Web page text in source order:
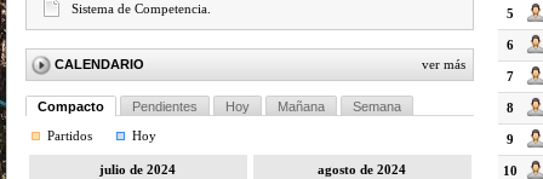
Sistema de Competencia.
CALENDARIO ver más
Compacto Pendientes Hoy Mañana
Semana
Partidos
Hoy
julio de 2024
agosto de 2024
5
6
7
8
9
10